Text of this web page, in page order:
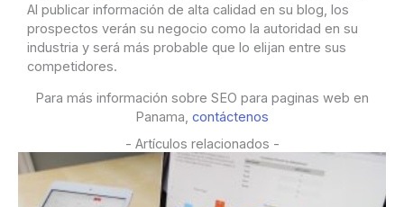
Al publicar información de alta calidad en su blog, los
prospectos verán su negocio como la autoridad en su
industria y será más probable que lo elijan entre sus
competidores.
Para más información sobre SEO para paginas web en
Panama, contáctenos
- Artículos relacionados -